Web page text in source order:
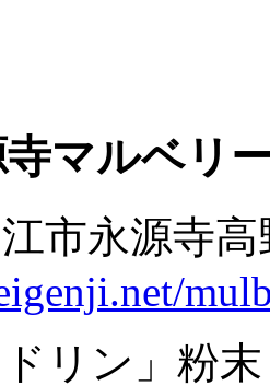
寺マルベリ
市永源寺高
ドリン」粉